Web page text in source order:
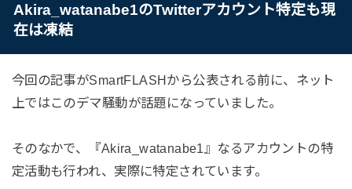
Akira_watanabe1のTwitterアカウント特定も現
在は凍結
今回の記事がSmartFLASHから公表される前に、ネット
上ではこのデマ騒動が話題になっていました。
そのなかで、『Akira_watanabe1』なるアカウントの特
定活動も行われ、実際に特定されています。